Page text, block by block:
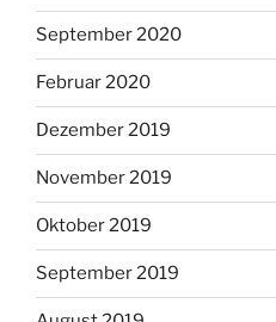
September 2020
Februar 2020
Dezember 2019
November 2019
Oktober 2019
September 2019